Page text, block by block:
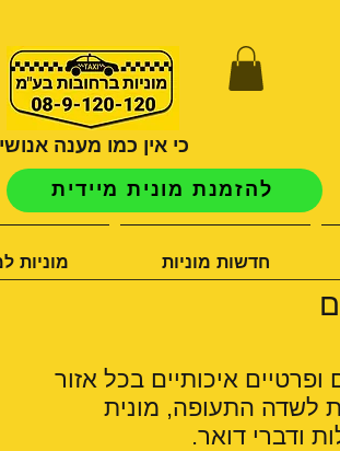
כי אין כמו מענה אנושי
להזמנת מונית מיידית
חדשות מוניות מוניות
ופרטיים איכותיים בכל אזור
לשדה התעופה, מונית
ודברי דואר.